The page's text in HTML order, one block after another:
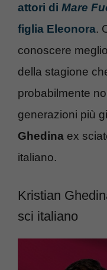
attori di Mare
figlia Eleonora.
conoscere
della stagione
probabilmente
generazioni più
Ghedina ex
italiano.
Kristian
sci italiano